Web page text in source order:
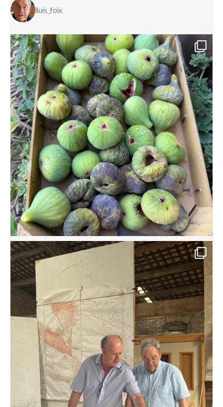
lluis_foix